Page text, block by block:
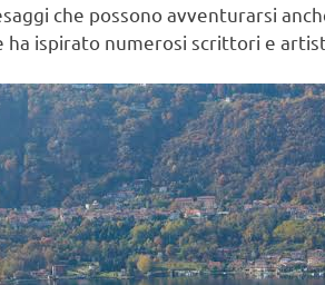
che possono avventurarsi
ha ispirato numerosi scrittori e